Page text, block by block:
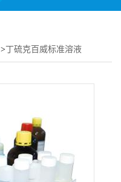
>丁硫克百威标准溶液